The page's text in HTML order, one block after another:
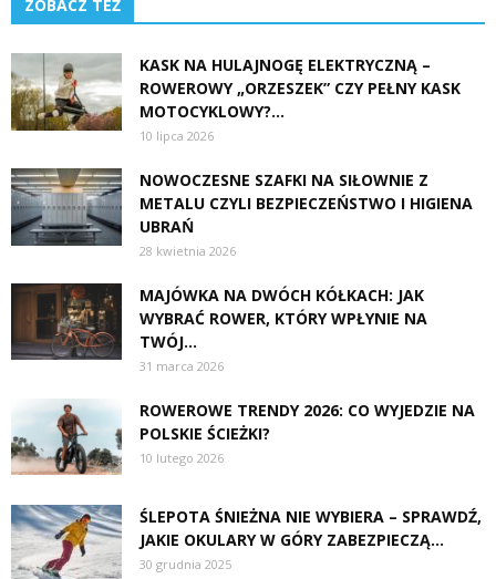
ZOBACZ TEŻ
KASK NA HULAJNOGĘ ELEKTRYCZNĄ –
ROWEROWY „ORZESZEK” CZY PEŁNY KASK
MOTOCYKLOWY?...
10 lipca 2026
NOWOCZESNE SZAFKI NA SIŁOWNIE Z
METALU CZYLI BEZPIECZEŃSTWO I HIGIENA
UBRAŃ
28 kwietnia 2026
MAJÓWKA NA DWÓCH KÓŁKACH: JAK
WYBRAĆ ROWER, KTÓRY WPŁYNIE NA
TWÓJ...
31 marca 2026
ROWEROWE TRENDY 2026: CO WYJEDZIE NA
POLSKIE ŚCIEŻKI?
10 lutego 2026
ŚLEPOTA ŚNIEŻNA NIE WYBIERA – SPRAWDŹ,
JAKIE OKULARY W GÓRY ZABEZPIECZĄ...
30 grudnia 2025